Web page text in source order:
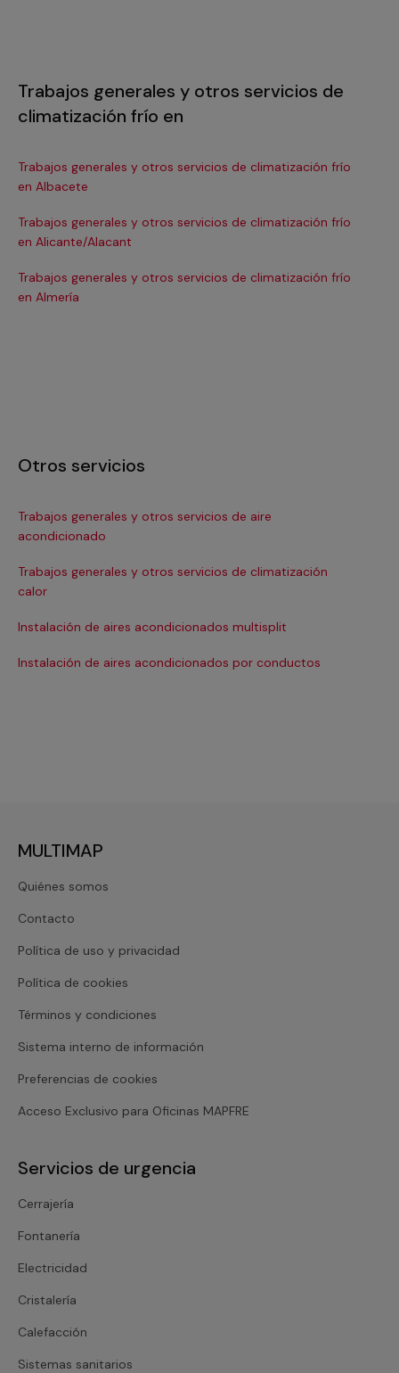
Trabajos generales y otros servicios de
climatización frío en
Trabajos generales y otros servicios de climatización frío
en Albacete
Trabajos generales y otros servicios de climatización frío
en Alicante/Alacant
Trabajos generales y otros servicios de climatización frío
en Almería
Otros servicios
Trabajos generales y otros servicios de aire
acondicionado
Trabajos generales y otros servicios de climatización
calor
Instalación de aires acondicionados multisplit
Instalación de aires acondicionados por conductos
MULTIMAP
Quiénes somos
Contacto
Política de uso y privacidad
Política de cookies
Términos y condiciones
Sistema interno de información
Preferencias de cookies
Acceso Exclusivo para Oficinas MAPFRE
Servicios de urgencia
Cerrajería
Fontanería
Electricidad
Cristalería
Calefacción
Sistemas sanitarios